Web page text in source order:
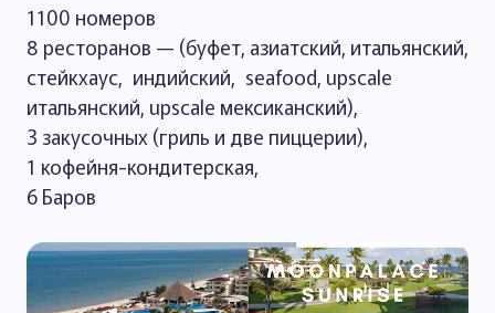
1100 номеров
8 ресторанов — (буфет, азиатский, итальянский,
стейкхаус, индийский, seafood, upscale
итальянский, upscale мексиканский),
3 закусочных (гриль и две пиццерии),
1 кофейня-кондитерская,
6 Баров